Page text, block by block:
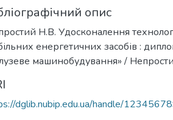
опис
Н.В. Удосконалення
енергетичних засобів :
машинобудування» /
dglib.nubip.edu.ua/handle/